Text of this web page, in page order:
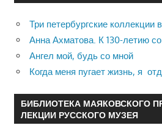
Три петербургские коллекции
Анна Ахматова. К 130-летию
Ангел мой, будь со мной
Когда меня пугает жизнь, я
БИБЛИОТЕКА МАЯКОВСКОГО
ЛЕКЦИИ РУССКОГО МУЗЕЯ